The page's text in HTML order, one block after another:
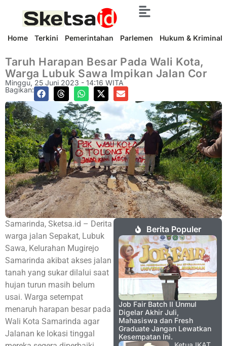
Home Terkini Pemerintahan Parlemen Hukum & Kriminal
Taruh Harapan Besar Pada Wali Kota,
Warga Lubuk Sawa Impikan Jalan Cor
Minggu, 25 Juni 2023 - 14:16 WITA
Bagikan:
Samarinda, Sketsa.id – Derita
warga jalan Sepakat, Lubuk
Sawa, Kelurahan Mugirejo
Samarinda akibat akses jalan
tanah yang sukar dilalui saat
hujan turun masih belum
usai. Warga setempat
menaruh harapan besar pada
Wali Kota Samarinda agar
Jalanan ke lokasi tinggal
Berita Populer
Job Fair Batch II Unmul
Digelar Akhir Juli,
Mahasiswa dan Fresh
Graduate Jangan Lewatkan
Kesempatan Ini.